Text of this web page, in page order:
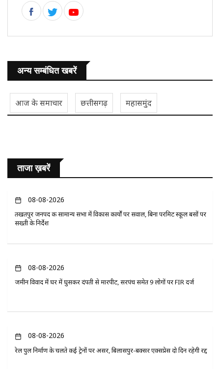
अन्य सम्बंधित खबरें
आज के समाचार छत्तीसगढ़ महासमुंद
ताजा ख़बरें
08-08-2026
तखतपुर जनपद की सामान्य सभा में विकास कार्यों पर सवाल, बिना परमिट स्कूल बसों पर
सख्ती के निर्देश
08-08-2026
जमीन विवाद में घर में घुसकर दंपती से मारपीट, सरपंच समेत 9 लोगों पर FIR दर्ज
08-08-2026
रेल पुल निर्माण के चलते कई ट्रेनों पर असर, बिलासपुर-बक्सर एक्सप्रेस दो दिन रहेगी रद्द